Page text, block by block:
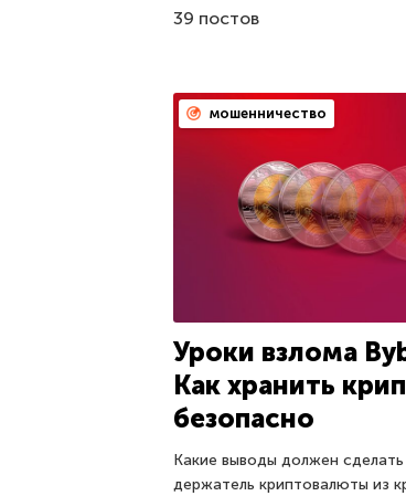
39 постов
мошенничество
Уроки взлома
Как хранить
безопасно
Какие выводы должен
держатель криптовалюты из